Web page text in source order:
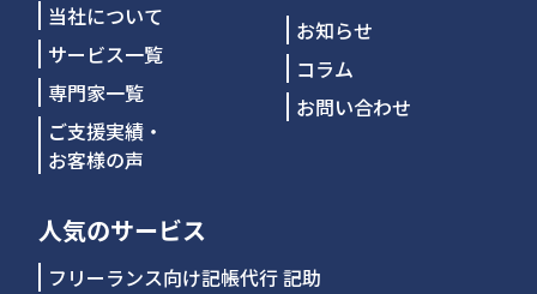
当社について
サービス一覧
専門家一覧
ご支援実績・
お客様の声
お知らせ
コラム
お問い合わせ
人気のサービス
フリーランス向け記帳代行 記助